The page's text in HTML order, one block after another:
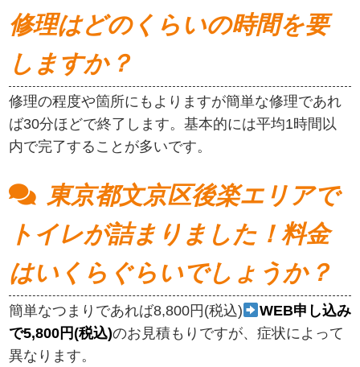
修理はどのくらいの時間を要
しますか？
修理の程度や箇所にもよりますが簡単な修理であれ
ば30分ほどで終了します。基本的には平均1時間以
内で完了することが多いです。
東京都文京区後楽エリアで
トイレが詰まりました！料金
はいくらぐらいでしょうか？
簡単なつまりであれば8,800円(税込)
WEB申し込み
で5,800円(税込)のお見積もりですが、症状によって
異なります。